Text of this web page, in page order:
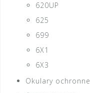
620UP
625
699
6X1
6X3
Okulary ochronne